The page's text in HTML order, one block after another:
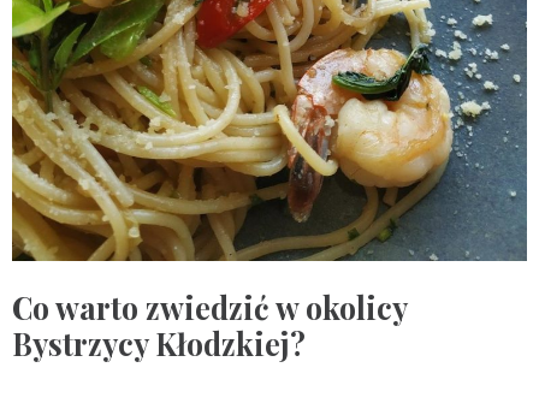
Co warto zwiedzić w okolicy
Bystrzycy Kłodzkiej?